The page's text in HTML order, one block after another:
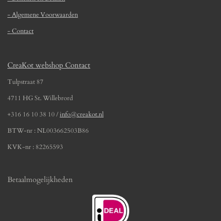
6
1
9
2
2
s
t
r
r
- Algemene Voorwaarden
- Contact
CreaKot webshop Contact
Tulpstraat 87
4711 HG St. Willebrord
+316 16 10 38 10 / info@creakot.nl
BTW-nr : NL003662503B86
KVK-nr : 82265593
Betaalmogelijkheden